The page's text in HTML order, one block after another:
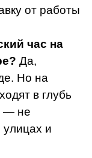
от работы
час на
Да,
Но на
в глубь
— не
улицах и